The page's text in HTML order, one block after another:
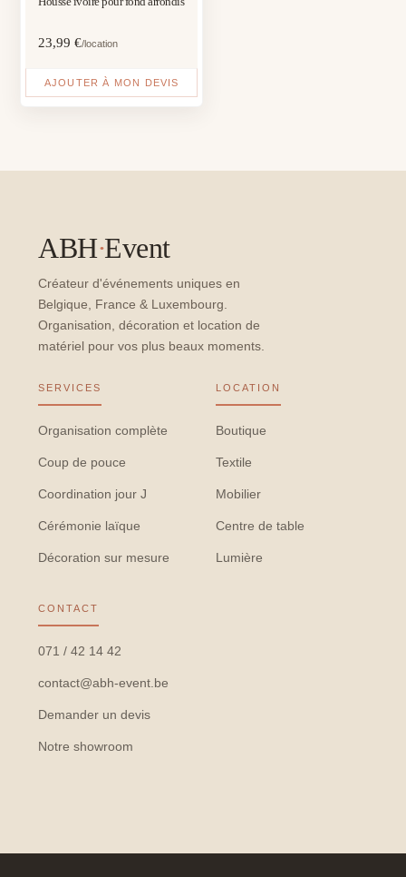
23,99€/location
AJOUTER À MON DEVIS
ABH·Event
Créateur d'événements uniques en
Belgique, France & Luxembourg.
Organisation, décoration et location de
matériel pour vos plus beaux moments.
SERVICES
Organisation complète
Coup de pouce
Coordination jour J
Cérémonie laïque
Décoration sur mesure
LOCATION
Boutique
Textile
Mobilier
Centre de table
Lumière
CONTACT
071 / 42 14 42
contact@abh-event.be
Demander un devis
Notre showroom